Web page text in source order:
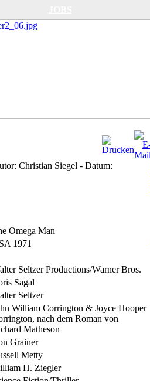
Christian Siegel - Datum:
Omega Man
1971
Seltzer Productions/Warner Bros.
Sagal
Seltzer
William Corrington & Joyce Hooper
nach dem Roman von
Matheson
Grainer
Metty
H. Ziegler